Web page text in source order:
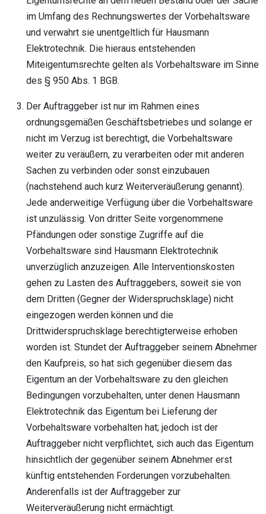
im Umfang des Rechnungswertes der Vorbehaltsware
und verwahrt sie unentgeltlich für Hausmann
Elektrotechnik. Die hieraus entstehenden
Miteigentumsrechte gelten als Vorbehaltsware im Sinne
des § 950 Abs. 1 BGB.
Der Auftraggeber ist nur im Rahmen eines
ordnungsgemäßen Geschäftsbetriebes und solange er
nicht im Verzug ist berechtigt, die Vorbehaltsware
weiter zu veräußern, zu verarbeiten oder mit anderen
Sachen zu verbinden oder sonst einzubauen
(nachstehend auch kurz Weiterveräußerung genannt).
Jede anderweitige Verfügung über die Vorbehaltsware
ist unzulässig. Von dritter Seite vorgenommene
Pfändungen oder sonstige Zugriffe auf die
Vorbehaltsware sind Hausmann Elektrotechnik
unverzüglich anzuzeigen. Alle Interventionskosten
gehen zu Lasten des Auftraggebers, soweit sie von
dem Dritten (Gegner der Widerspruchsklage) nicht
eingezogen werden können und die
Drittwiderspruchsklage berechtigterweise erhoben
worden ist. Stundet der Auftraggeber seinem Abnehmer
den Kaufpreis, so hat sich gegenüber diesem das
Eigentum an der Vorbehaltsware zu den gleichen
Bedingungen vorzubehalten, unter denen Hausmann
Elektrotechnik das Eigentum bei Lieferung der
Vorbehaltsware vorbehalten hat; jedoch ist der
Auftraggeber nicht verpflichtet, sich auch das Eigentum
hinsichtlich der gegenüber seinem Abnehmer erst
künftig entstehenden Forderungen vorzubehalten.
Anderenfalls ist der Auftraggeber zur
Weiterveräußerung nicht ermächtigt.